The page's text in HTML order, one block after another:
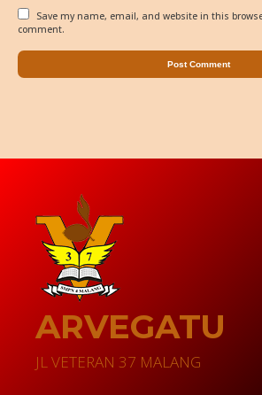
Save my name, email, and website in this
comment.
ARVEGATU
JL VETERAN 37 MALANG